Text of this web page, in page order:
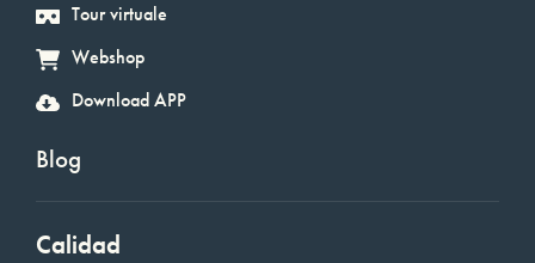
Tour virtuale
Webshop
Download APP
Blog
Calidad